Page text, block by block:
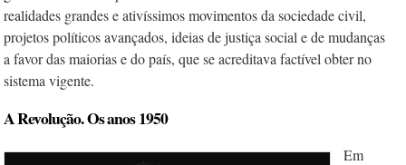
realidades grandes e ativíssimos movimentos da sociedade civil,
projetos políticos avançados, ideias de justiça social e de mudanças
a favor das maiorias e do país, que se acreditava factível obter no
sistema vigente.
A Revolução. Os anos 1950
Em